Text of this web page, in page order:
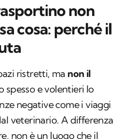
non
cosa: perché il
ristretti, ma non il
spesso e volentieri lo
negative come i viaggi
veterinario. A differenza
non è un luogo che il